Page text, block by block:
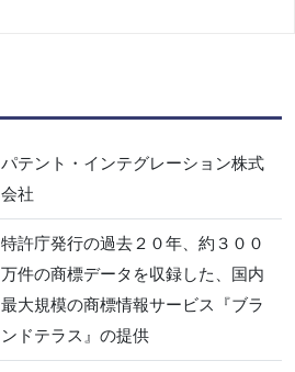
パテント・インテグレーション株式
会社
特許庁発行の過去２０年、約３００
万件の商標データを収録した、国内
最大規模の商標情報サービス『ブラ
ンドテラス』の提供